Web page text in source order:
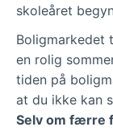
skoleåret
Boligmarkedet
en rolig
tiden på
at du ikke kan
Selv om færre